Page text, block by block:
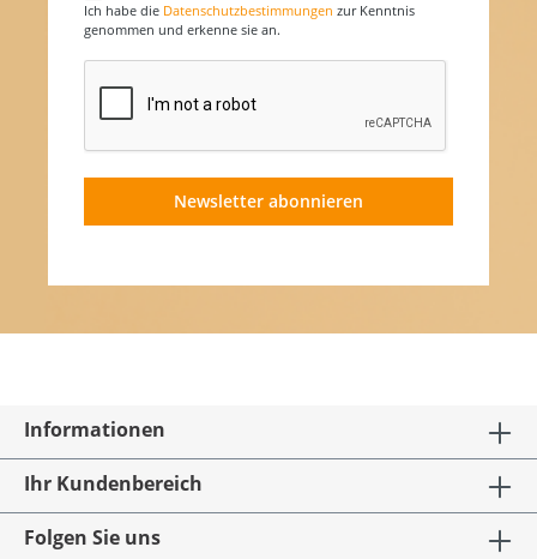
Ich habe die Datenschutzbestimmungen zur Kenntnis
genommen und erkenne sie an.
Newsletter abonnieren
Informationen
Ihr Kundenbereich
Folgen Sie uns